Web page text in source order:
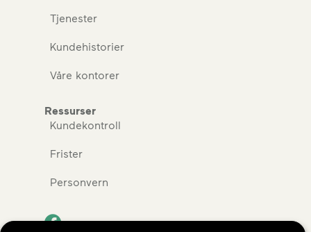
Tjenester
Kundehistorier
Våre kontorer
Ressurser
Kundekontroll
Frister
Personvern